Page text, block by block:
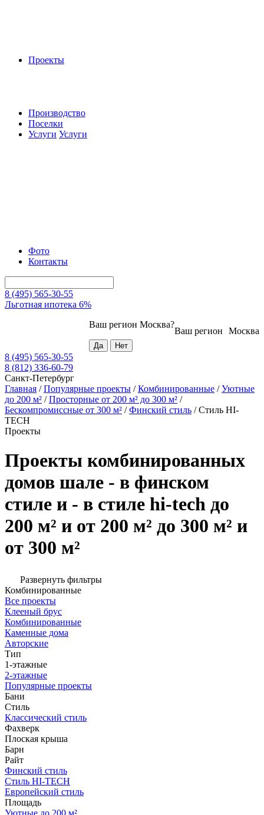
Проекты
Производство
Поселки
Услуги Услуги
Фото
Контакты
8 (495) 565-30-55
Льготная ипотека 6%
Москва
Ваш регион
Ваш регион Москва?
8 (495) 565-30-55
8 (812) 336-60-79
Санкт-Петербург
Главная /Популярные проекты /Комбинированные /Уютные
до 200 м² /Просторные от 200 м² до 300 м² /
Бескомпромиссные от 300 м² /Финский стиль /Стиль HI-
TECH
Проекты
Проекты комбинированных
домов шале - в финском
стиле и - в стиле hi-tech до
200 м² и от 200 м² до 300 м² и
от 300 м²
Развернуть фильтры
Комбинированные
Все проекты
Клееный брус
Комбинированные
Каменные дома
Авторские
Тип
1-этажные
2-этажные
Популярные проекты
Бани
Стиль
Классический стиль
Фахверк
Плоская крыша
Барн
Райт
Финский стиль
Стиль HI-TECH
Европейский стиль
Площадь